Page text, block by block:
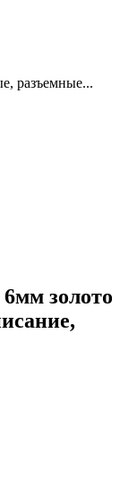
разъемные...
золото